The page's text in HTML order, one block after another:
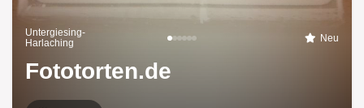
Untergiesing-
Harlaching
Neu
Fototorten.de